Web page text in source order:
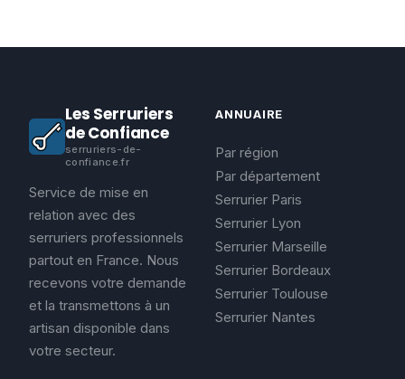
Les Serruriers
de Confiance
serruriers-de-
confiance.fr
Service de mise en
relation avec des
serruriers professionnels
partout en France. Nous
recevons votre demande
et la transmettons à un
artisan disponible dans
votre secteur.
ANNUAIRE
Par région
Par département
Serrurier Paris
Serrurier Lyon
Serrurier Marseille
Serrurier Bordeaux
Serrurier Toulouse
Serrurier Nantes